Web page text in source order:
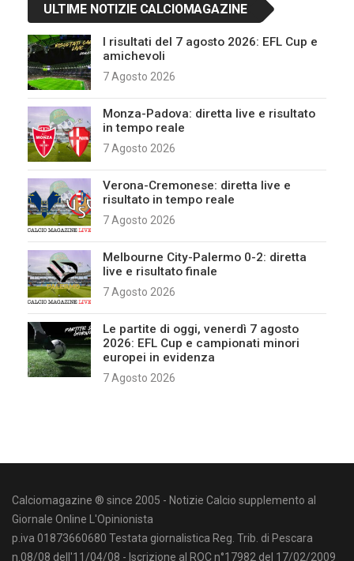
ULTIME NOTIZIE CALCIOMAGAZINE
I risultati del 7 agosto 2026: EFL Cup e
amichevoli
7 Agosto 2026
Monza-Padova: diretta live e risultato
in tempo reale
7 Agosto 2026
Verona-Cremonese: diretta live e
risultato in tempo reale
7 Agosto 2026
Melbourne City-Palermo 0-2: diretta
live e risultato finale
7 Agosto 2026
Le partite di oggi, venerdì 7 agosto
2026: EFL Cup e campionati minori
europei in evidenza
7 Agosto 2026
Calciomagazine ® since 2005 - Notizie Calcio supplemento al
Giornale Online L'Opinionista
p.iva 01873660680 Testata giornalistica Reg. Trib. di Pescara
n.08/08 dell'11/04/08 - Iscrizione al ROC n°17982 del 17/02/2009